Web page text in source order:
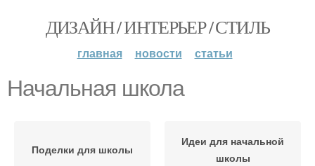
ДИЗАЙН / ИНТЕРЬЕР / СТИЛЬ
главная новости статьи
Начальная школа
Поделки для школы
Идеи для начальной
школы